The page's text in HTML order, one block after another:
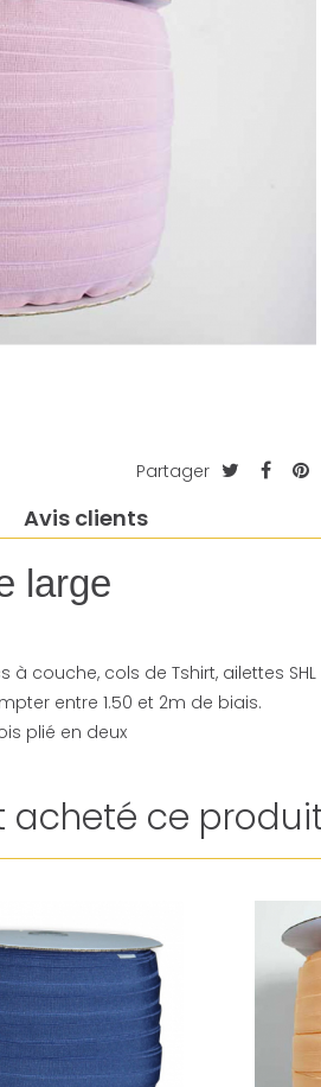
Partager
Avis clients
large
couche, cols de Tshirt, ailettes SHL
entre 1.50 et 2m de biais.
plié en deux
acheté ce